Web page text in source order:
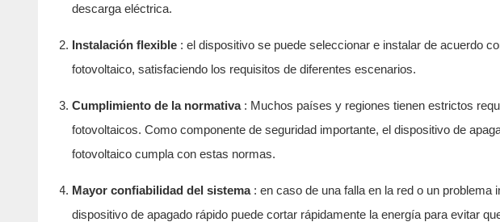
descarga eléctrica.
Instalación flexible: el dispositivo se puede seleccionar e instalar de acuerdo
fotovoltaico, satisfaciendo los requisitos de diferentes escenarios.
Cumplimiento de la normativa: Muchos países y regiones tienen estrictos
fotovoltaicos. Como componente de seguridad importante, el dispositivo de
fotovoltaico cumpla con estas normas.
Mayor confiabilidad del sistema: en caso de una falla en la red o un problema
dispositivo de apagado rápido puede cortar rápidamente la energía para evitar